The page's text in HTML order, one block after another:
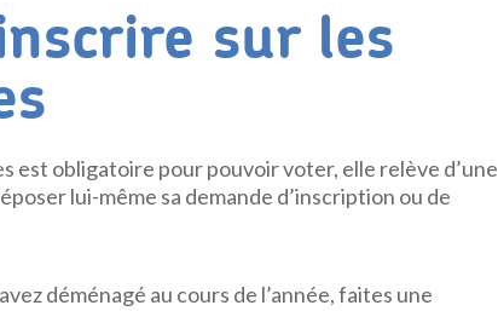
sur les
est obligatoire pour pouvoir voter, elle relève d’une
lui-même sa demande d’inscription ou de
déménagé au cours de l’année, faites une